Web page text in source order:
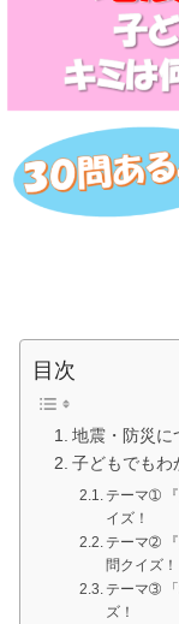
目次
地震・防災に
子どもでもわ
テーマ➀
イズ！
テーマ➁
問クイズ！
テーマ➂
ズ！